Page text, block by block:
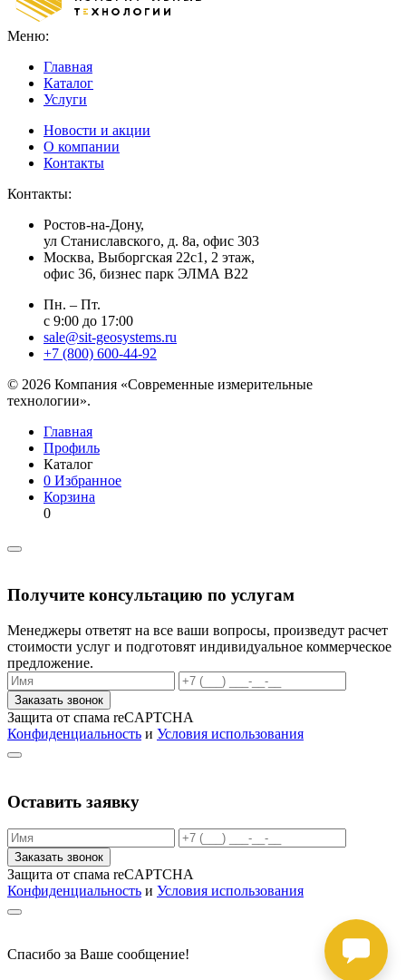
Меню:
Главная
Каталог
Услуги
Новости и акции
О компании
Контакты
Контакты:
Ростов-на-Дону,
ул Станиславского, д. 8а, офис 303
Москва, Выборгская 22с1, 2 этаж,
офис 36, бизнес парк ЭЛМА В22
Пн. – Пт.
с 9:00 до 17:00
sale@sit-geosystems.ru
+7 (800) 600-44-92
© 2026 Компания «Современные измерительные
технологии».
Главная
Профиль
Каталог
0 Избранное
Корзина
0
Получите консультацию по услугам
Менеджеры ответят на все ваши вопросы, произведут расчет
стоимости услуг и подготовят индивидуальное коммерческое
предложение.
Заказать звонок
Защита от спама reCAPTCHA
Конфиденциальность и Условия использования
Оставить заявку
Заказать звонок
Защита от спама reCAPTCHA
Конфиденциальность и Условия использования
Спасибо за Ваше сообщение!